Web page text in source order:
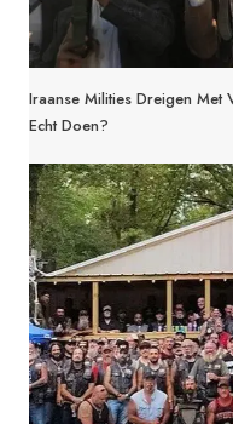
Iraanse Milities Dreigen Met
Echt Doen?